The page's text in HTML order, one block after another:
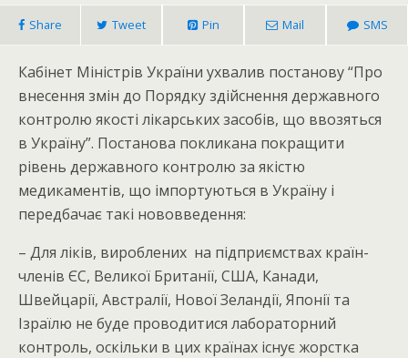
Share Tweet Pin Mail SMS
Кабінет Міністрів України ухвалив постанову “Про
внесення змін до Порядку здійснення державного
контролю якості лікарських засобів, що ввозяться
в Україну”. Постанова покликана покращити
рівень державного контролю за якістю
медикаментів, що імпортуються в Україну і
передбачає такі нововведення:
– Для ліків, вироблених на підприємствах країн-
членів ЄС, Великої Британії, США, Канади,
Швейцарії, Австралії, Нової Зеландії, Японії та
Ізраїлю не буде проводитися лабораторний
контроль, оскільки в цих країнах існує жорстка